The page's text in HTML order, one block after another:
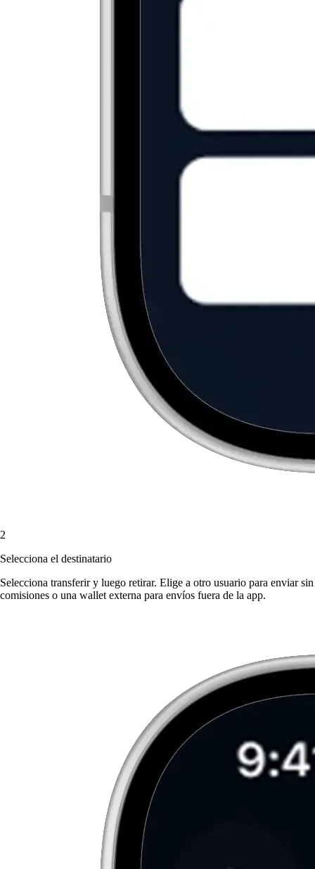
2
Selecciona el destinatario
Selecciona transferir y luego retirar. Elige a otro usuario para enviar sin
comisiones o una wallet externa para envíos fuera de la app.